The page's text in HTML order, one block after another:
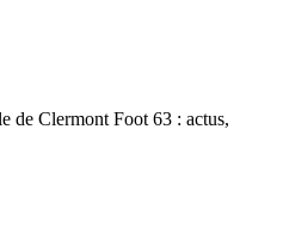
de Clermont Foot 63 : actus,